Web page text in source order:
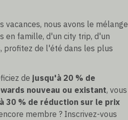
vacances, nous avons le mélange
en famille, d'un city trip, d'un
profitez de l'été dans les plus
de jusqu'à 20 % de
nouveau ou existant, vous
30 % de réduction sur le prix
membre ? Inscrivez-vous